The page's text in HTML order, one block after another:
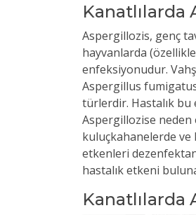
Kanatlılarda
Aspergillozis, genç
hayvanlarda
enfeksiyonudur.
Aspergillus
türlerdir. Hastalık bu
Aspergillozise neden
kuluçkahanelerde ve
etkenleri
hastalık etkeni
Kanatlılarda